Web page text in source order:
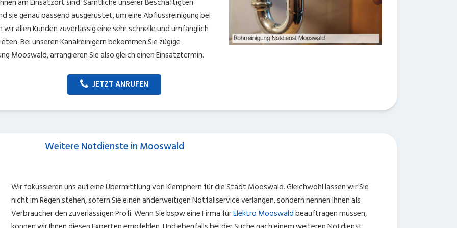
sie genau passend ausgerüstet, um eine Abflussreinigung bei
allen Kunden zuverlässig eine sehr schnelle und umfänglich
Bei unseren Kanalreinigern bekommen Sie zügige
Mooswald, arrangieren Sie also gleich einen Einsatztermin.
JETZT ANRUFEN
Weitere Notdienste in Mooswald
Wir fokussieren uns auf eine Übermittlung von Klempnern für die Stadt Mooswald. Gleichwohl lassen wir Sie
nicht im Regen stehen, sofern Sie einen anderweitigen Notfallservice verlangen, sondern nennen Ihnen als
Verbraucher den zuverlässigen Profi. Wenn Sie bspw eine Firma fürElektro Mooswaldbeauftragen müssen,